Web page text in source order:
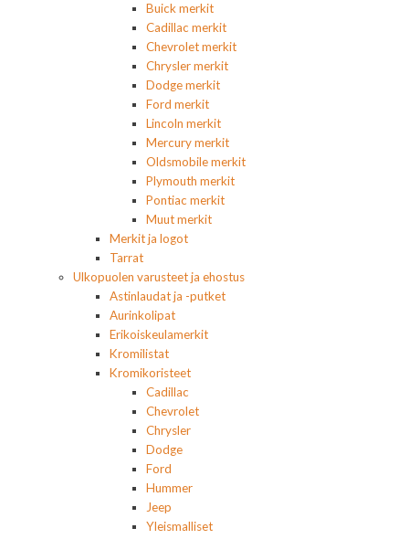
Buick merkit
Cadillac merkit
Chevrolet merkit
Chrysler merkit
Dodge merkit
Ford merkit
Lincoln merkit
Mercury merkit
Oldsmobile merkit
Plymouth merkit
Pontiac merkit
Muut merkit
Merkit ja logot
Tarrat
Ulkopuolen varusteet ja ehostus
Astinlaudat ja -putket
Aurinkolipat
Erikoiskeulamerkit
Kromilistat
Kromikoristeet
Cadillac
Chevrolet
Chrysler
Dodge
Ford
Hummer
Jeep
Yleismalliset